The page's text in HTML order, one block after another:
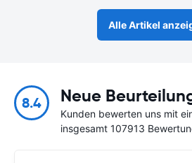
Alle Artikel
8.4 Neue
Kunden bewerten uns mit
insgesamt 107913